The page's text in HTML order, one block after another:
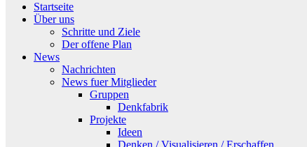
Startseite
Über uns
Schritte und Ziele
Der offene Plan
News
Nachrichten
News fuer Mitglieder
Gruppen
Denkfabrik
Projekte
Ideen
Denken / Visualisieren / Erschaffen